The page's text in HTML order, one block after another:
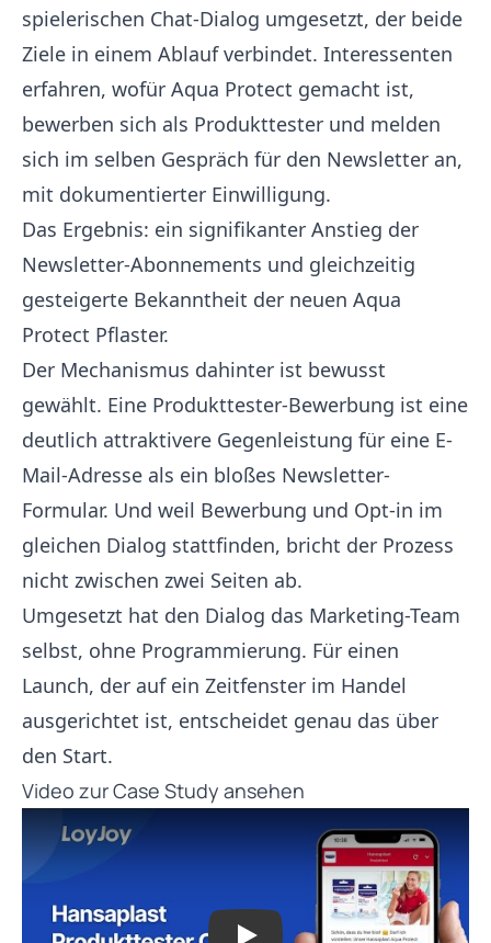
spielerischen Chat-Dialog umgesetzt, der beide
Ziele in einem Ablauf verbindet. Interessenten
erfahren, wofür Aqua Protect gemacht ist,
bewerben sich als Produkttester und melden
sich im selben Gespräch für den Newsletter an,
mit dokumentierter Einwilligung.
Das Ergebnis: ein signifikanter Anstieg der
Newsletter-Abonnements und gleichzeitig
gesteigerte Bekanntheit der neuen Aqua
Protect Pflaster.
Der Mechanismus dahinter ist bewusst
gewählt. Eine Produkttester-Bewerbung ist eine
deutlich attraktivere Gegenleistung für eine E-
Mail-Adresse als ein bloßes Newsletter-
Formular. Und weil Bewerbung und Opt-in im
gleichen Dialog stattfinden, bricht der Prozess
nicht zwischen zwei Seiten ab.
Umgesetzt hat den Dialog das Marketing-Team
selbst, ohne Programmierung. Für einen
Launch, der auf ein Zeitfenster im Handel
ausgerichtet ist, entscheidet genau das über
den Start.
Video zur Case Study ansehen
Play